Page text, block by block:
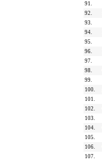
91.
92.
93.
94.
95.
96.
97.
98.
99.
100.
101.
102.
103.
104.
105.
106.
107.